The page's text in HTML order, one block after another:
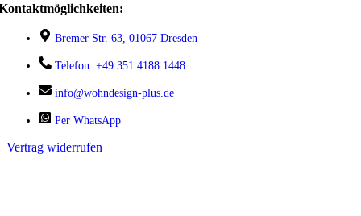
Bremer Str. 63, 01067 Dresden
Telefon: +49 351 4188 1448
info@wohndesign-plus.de
Per WhatsApp
Vertrag widerrufen